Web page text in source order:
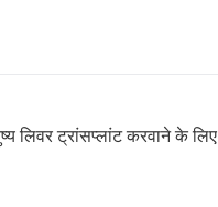
लिवर ट्रांसप्लांट करवाने के लिए